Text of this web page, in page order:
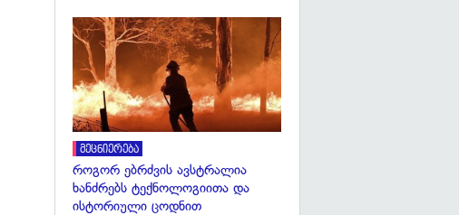
მეცნიერება
როგორ ებრძვის ავსტრალია
ხანძრებს ტექნოლოგიითა და
ისტორიული ცოდნით